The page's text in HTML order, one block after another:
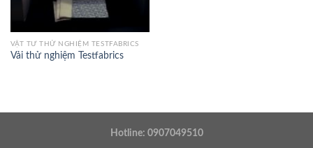
VẬT TƯ THỬ NGHIỆM TESTFABRICS
Vải thử nghiệm Testfabrics
Hotline: 0907049510